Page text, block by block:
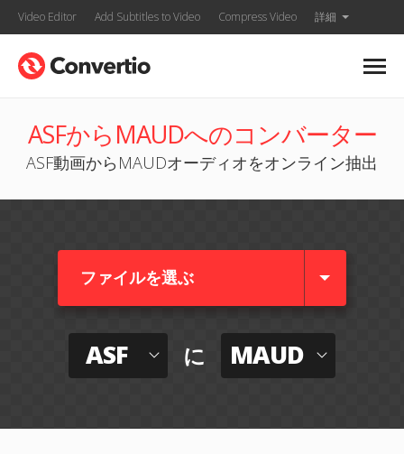
Video Editor Add Subtitles to Video Compress Video 詳細
ASFからMAUDへのコンバーター
ASF動画からMAUDオーディオをオンライン抽出
ファイルを選ぶ
ASF に MAUD